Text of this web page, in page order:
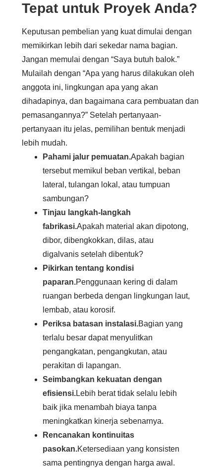
Tepat untuk Proyek Anda?
Keputusan pembelian yang kuat dimulai dengan
memikirkan lebih dari sekedar nama bagian.
Jangan memulai dengan “Saya butuh balok.”
Mulailah dengan “Apa yang harus dilakukan oleh
anggota ini, lingkungan apa yang akan
dihadapinya, dan bagaimana cara pembuatan dan
pemasangannya?” Setelah pertanyaan-
pertanyaan itu jelas, pemilihan bentuk menjadi
lebih mudah.
Pahami jalur pemuatan.Apakah bagian
tersebut memikul beban vertikal, beban
lateral, tulangan lokal, atau tumpuan
sambungan?
Tinjau langkah-langkah
fabrikasi.Apakah material akan dipotong,
dibor, dibengkokkan, dilas, atau
digalvanis setelah dibentuk?
Pikirkan tentang kondisi
paparan.Penggunaan kering di dalam
ruangan berbeda dengan lingkungan laut,
lembab, atau korosif.
Periksa batasan instalasi.Bagian yang
terlalu besar dapat menyulitkan
pengangkatan, pengangkutan, atau
perakitan di lapangan.
Seimbangkan kekuatan dengan
efisiensi.Lebih berat tidak selalu lebih
baik jika menambah biaya tanpa
meningkatkan kinerja sebenarnya.
Rencanakan kontinuitas
pasokan.Ketersediaan yang konsisten
sama pentingnya dengan harga awal.